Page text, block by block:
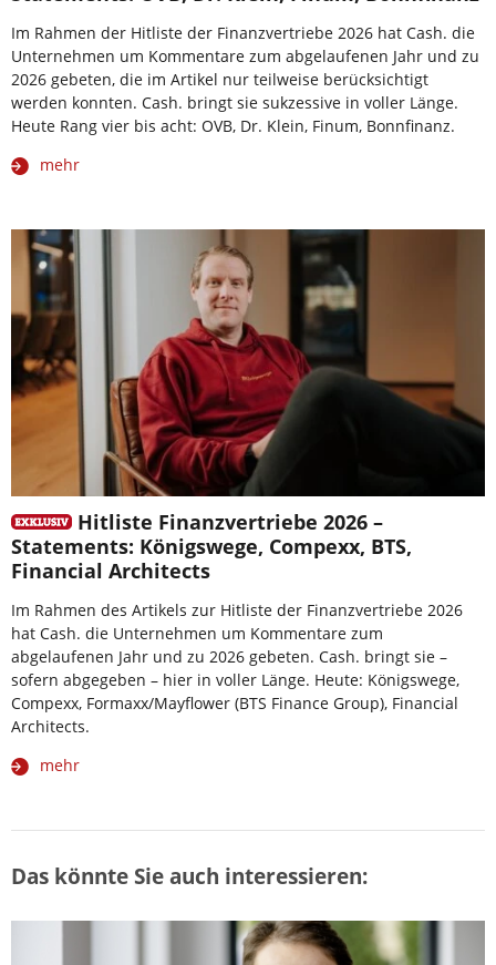
Im Rahmen der Hitliste der Finanzvertriebe 2026 hat Cash. die
Unternehmen um Kommentare zum abgelaufenen Jahr und zu
2026 gebeten, die im Artikel nur teilweise berücksichtigt
werden konnten. Cash. bringt sie sukzessive in voller Länge.
Heute Rang vier bis acht: OVB, Dr. Klein, Finum, Bonnfinanz.
mehr
Hitliste Finanzvertriebe 2026 –
Statements: Königswege, Compexx, BTS,
Financial Architects
Im Rahmen des Artikels zur Hitliste der Finanzvertriebe 2026
hat Cash. die Unternehmen um Kommentare zum
abgelaufenen Jahr und zu 2026 gebeten. Cash. bringt sie –
sofern abgegeben – hier in voller Länge. Heute: Königswege,
Compexx, Formaxx/Mayflower (BTS Finance Group), Financial
Architects.
mehr
Das könnte Sie auch interessieren: